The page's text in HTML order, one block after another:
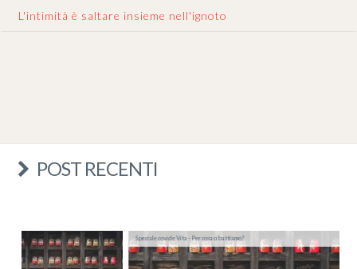
L'intimità è saltare insieme nell'ignoto
POST RECENTI
Speciale covid e Vita - Per cosa ci battiamo?